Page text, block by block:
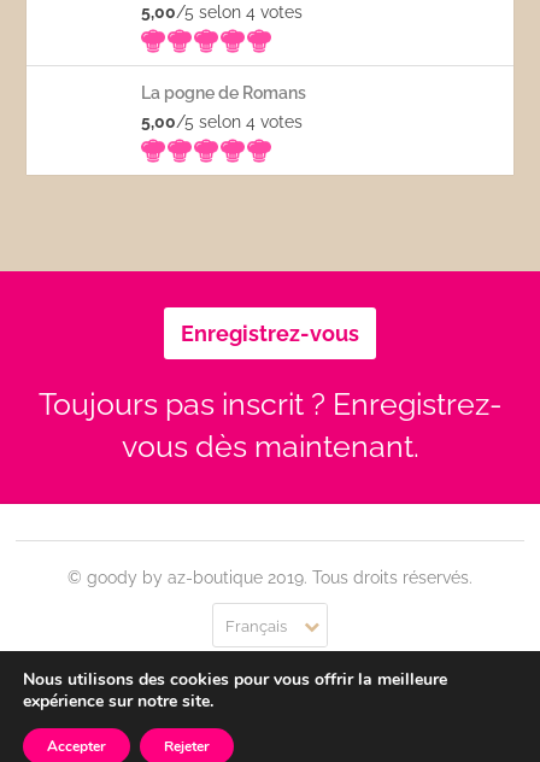
5,00/5 selon 4votes
La pogne de Romans
5,00/5 selon 4votes
Enregistrez-vous
Toujours pas inscrit ? Enregistrez-
vous dès maintenant.
© goody by az-boutique 2019. Tous droits réservés.
Français
Contact Se connecter Confidentialité CGU
Nous utilisons des cookies pour vous offrir la meilleure
expérience sur notre site.
Accepter Rejeter